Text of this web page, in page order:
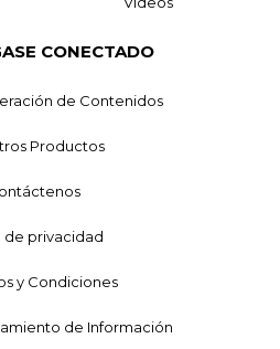
CONECTADO
de Contenidos
Productos
de privacidad
y Condiciones
de Información